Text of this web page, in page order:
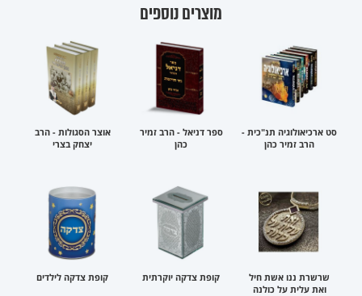
מוצרים נוספים
סט ארכיאולוגיה תנ"כית -
הרב זמיר כהן
ספר דניאל - הרב זמיר
כהן
אוצר הסגולות - הרב
יצחק בצרי
שרשרת ננו אשת חיל
ואת עלית על כולנה
קופת צדקה יוקרתית קופת צדקה לילדים